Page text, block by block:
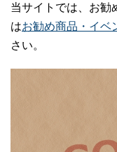
当サイトでは、お勧
はお勧め商品・イベ
さい。